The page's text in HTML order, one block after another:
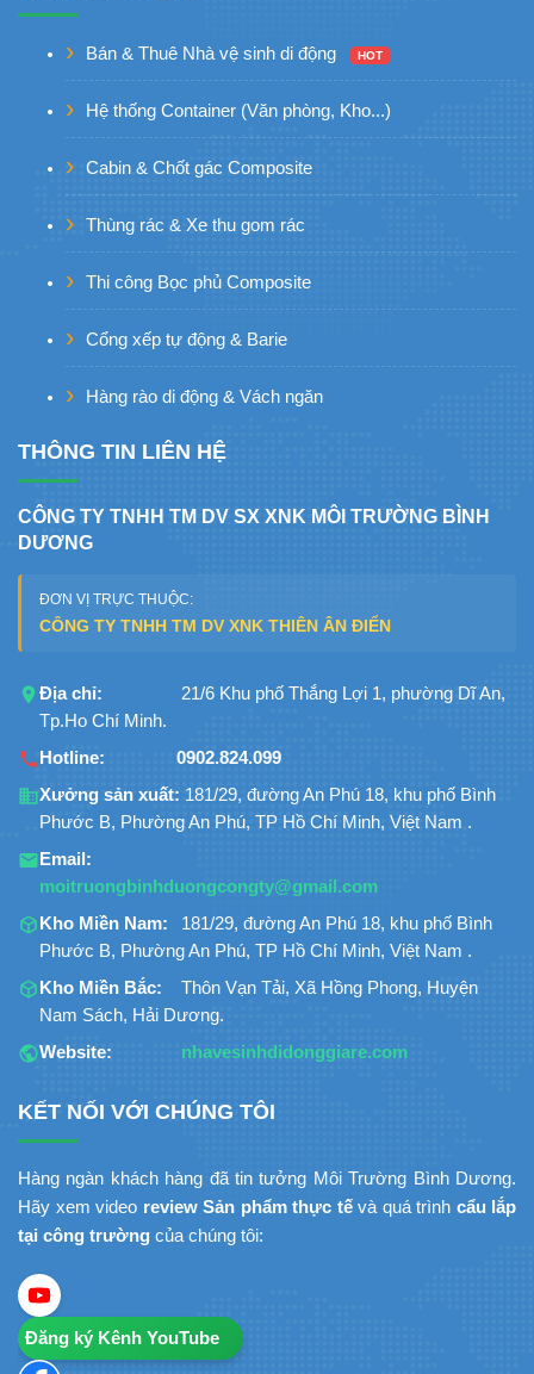
Bán & Thuê Nhà vệ sinh di động HOT
Hệ thống Container (Văn phòng, Kho...)
Cabin & Chốt gác Composite
Thùng rác & Xe thu gom rác
Thi công Bọc phủ Composite
Cổng xếp tự động & Barie
Hàng rào di động & Vách ngăn
THÔNG TIN LIÊN HỆ
CÔNG TY TNHH TM DV SX XNK MÔI TRƯỜNG BÌNH
DƯƠNG
ĐƠN VỊ TRỰC THUỘC:
CÔNG TY TNHH TM DV XNK THIÊN ÂN ĐIỂN
Địa chỉ:
21/6 Khu phố Thắng Lợi 1, phường Dĩ An,
Tp.Ho Chí Minh.
Hotline:
0902.824.099
Xưởng sản xuất: 181/29, đường An Phú 18, khu phố Bình
Phước B, Phường An Phú, TP Hồ Chí Minh, Việt Nam .
Email:
moitruongbinhduongcongty@gmail.com
Kho Miền Nam:
181/29, đường An Phú 18, khu phố Bình
Phước B, Phường An Phú, TP Hồ Chí Minh, Việt Nam .
Kho Miền Bắc:
Thôn Vạn Tải, Xã Hồng Phong, Huyện
Nam Sách, Hải Dương.
Website:
nhavesinhdidonggiare.com
KẾT NỐI VỚI CHÚNG TÔI
Hàng ngàn khách hàng đã tin tưởng Môi Trường Bình Dương.
Hãy xem video review Sản phẩm thực tếvà quá trình cẩu lắp
tại công trường của chúng tôi:
Đăng ký Kênh YouTube